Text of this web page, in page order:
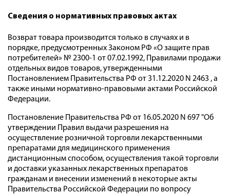
Cведения о нормативных правовых актах
Возврат товара производится только в случаях и в
порядке, предусмотренных Законом РФ «О защите прав
потребителей» № 2300-1 от 07.02.1992, Правилами продажи
отдельных видов товаров, утвержденными
Постановлением Правительства РФ от 31.12.2020 N 2463 , а
также иными нормативно-правовыми актами Российской
Федерации.
Постановление Правительства РФ от 16.05.2020 N 697 "Об
утверждении Правил выдачи разрешения на
осуществление розничной торговли лекарственными
препаратами для медицинского применения
дистанционным способом, осуществления такой торговли
и доставки указанных лекарственных препаратов
гражданам и внесении изменений в некоторые акты
Правительства Российской Федерации по вопросу